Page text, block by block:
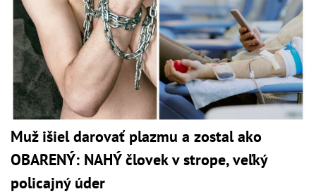
Muž išiel darovať plazmu a zostal ako
OBARENÝ: NAHÝ človek v strope, veľký
policajný úder